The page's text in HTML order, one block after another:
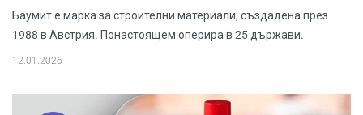
Баумит е марка за строителни материали, създадена през
1988 в Австрия. Понастоящем оперира в 25 държави.
12.01.2026